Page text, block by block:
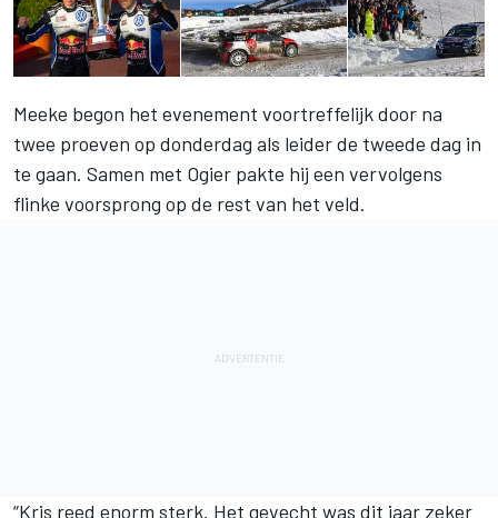
Meeke begon het evenement voortreffelijk door na
twee proeven op donderdag als leider de tweede dag in
te gaan. Samen met Ogier pakte hij een vervolgens
flinke voorsprong op de rest van het veld.
“Kris reed enorm sterk. Het gevecht was dit jaar zeker